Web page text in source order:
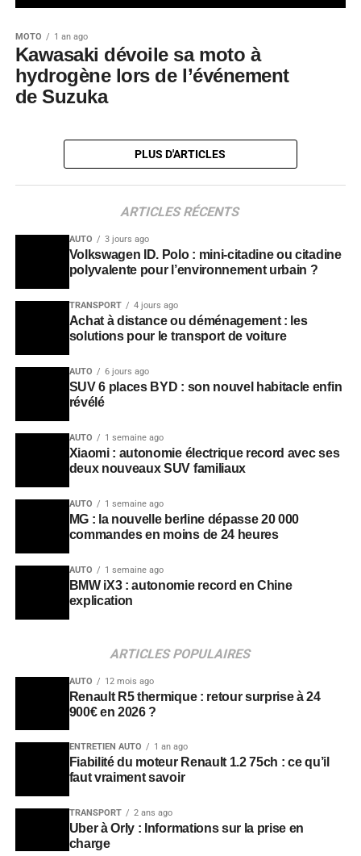
MOTO 1 an ago
Kawasaki dévoile sa moto à
hydrogène lors de l’événement
de Suzuka
ARTICLES RÉCENTS
AUTO 3 jours ago
Volkswagen ID. Polo : mini-citadine ou citadine
polyvalente pour l’environnement urbain ?
TRANSPORT 4 jours ago
Achat à distance ou déménagement : les
solutions pour le transport de voiture
AUTO 6 jours ago
SUV 6 places BYD : son nouvel habitacle enfin
révélé
AUTO 1 semaine ago
Xiaomi : autonomie électrique record avec ses
deux nouveaux SUV familiaux
AUTO 1 semaine ago
MG : la nouvelle berline dépasse 20 000
commandes en moins de 24 heures
AUTO 1 semaine ago
BMW iX3 : autonomie record en Chine
explication
ARTICLES POPULAIRES
AUTO 12 mois ago
Renault R5 thermique : retour surprise à 24
900€ en 2026 ?
ENTRETIEN AUTO 1 an ago
Fiabilité du moteur Renault 1.2 75ch : ce qu’il
faut vraiment savoir
TRANSPORT 2 ans ago
Uber à Orly : Informations sur la prise en
charge